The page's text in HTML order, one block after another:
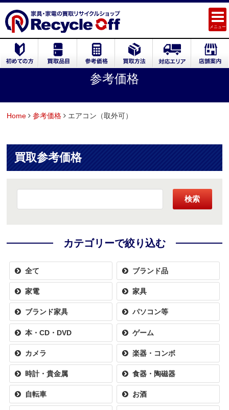
メニュー
参考価格
Home 参考価格 エアコン（取外可）
買取参考価格
検索
カテゴリーで絞り込む
全て ブランド品
家電 家具
ブランド家具 パソコン等
本・CD・DVD ゲーム
カメラ 楽器・コンボ
時計・貴金属 食器・陶磁器
自転車 お酒